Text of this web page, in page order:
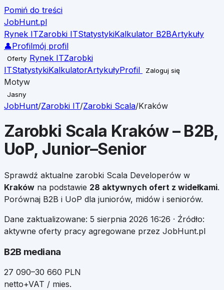
Pomiń do treści
JobHunt.pl
Rynek ITZarobki ITStatystykiKalkulator B2BArtykuły
👤Profilmój profil
Oferty Rynek ITZarobki
ITStatystykiKalkulatorArtykułyProfil Zaloguj się
Motyw
Jasny
JobHunt/Zarobki IT/Zarobki Scala/Kraków
Zarobki Scala Kraków– B2B,
UoP, Junior–Senior
Sprawdź aktualne zarobki Scala Developerów w
Kraków na podstawie 28 aktywnych ofert z widełkami.
Porównaj B2B i UoP dla juniorów, midów i seniorów.
Dane zaktualizowane: 5 sierpnia 2026 16:26 · Źródło:
aktywne oferty pracy agregowane przez JobHunt.pl
B2B mediana
27 090–30 660 PLN
netto+VAT / mies.